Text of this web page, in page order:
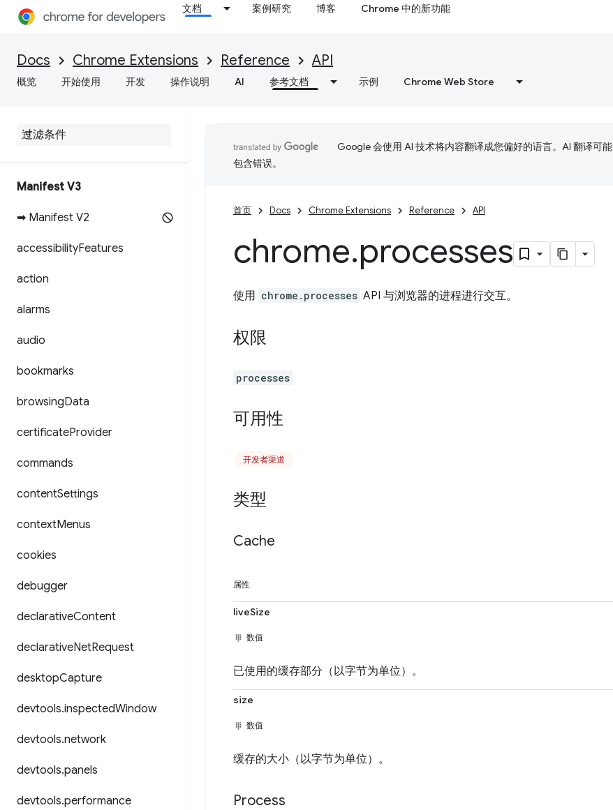
文档 案例研究 博客 Chrome 中的新功能
Docs Chrome Extensions Reference API
概览 开始使用 开发 操作说明 AI 参考文档 示例 Chrome Web Store
Manifest V3
➡ Manifest V2
accessibilityFeatures
action
alarms
audio
bookmarks
browsingData
certificateProvider
commands
contentSettings
contextMenus
cookies
debugger
declarativeContent
declarativeNetRequest
desktopCapture
devtools.inspectedWindow
devtools.network
devtools.panels
devtools.performance
Google 会使用 AI 技术将内容翻译成您偏好的语言。AI 翻译可能
包含错误。
首页 Docs Chrome Extensions Reference API
chrome.processes
使用 chrome.processes API 与浏览器的进程进行交互。
权限
processes
可用性
开发者渠道
类型
Cache
属性
liveSize
数值
已使用的缓存部分（以字节为单位）。
size
数值
缓存的大小（以字节为单位）。
Process